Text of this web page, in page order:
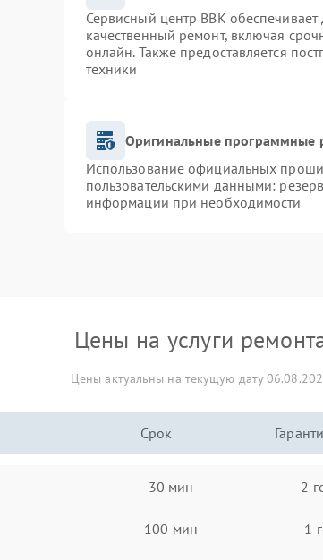
Сервисный центр BBK
качественный ремонт, включая
онлайн. Также предоставляется
техники
Оригинальные программные
Использование официальных
пользовательскими данными:
информации при необходимости
Цены на услуги
Цены актуальны на текущую дату
Срок
30 мин 2
100 мин 1